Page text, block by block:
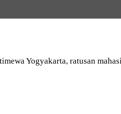
Yogyakarta, ratusan